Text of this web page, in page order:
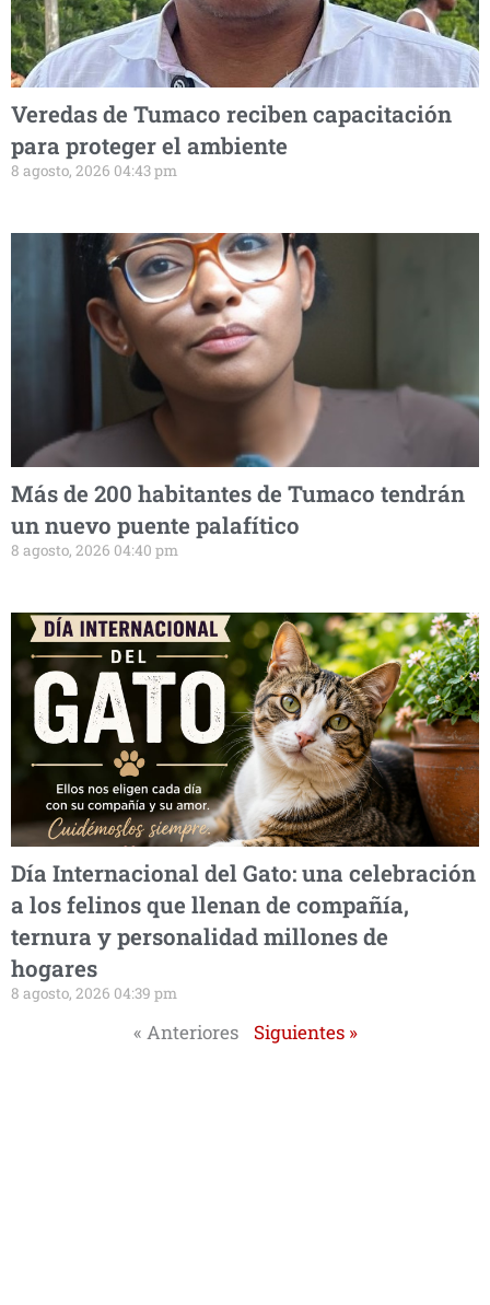
Veredas de Tumaco reciben capacitación
para proteger el ambiente
8 agosto, 2026 04:43 pm
Más de 200 habitantes de Tumaco tendrán
un nuevo puente palafítico
8 agosto, 2026 04:40 pm
Día Internacional del Gato: una celebración
a los felinos que llenan de compañía,
ternura y personalidad millones de
hogares
8 agosto, 2026 04:39 pm
« Anteriores Siguientes »